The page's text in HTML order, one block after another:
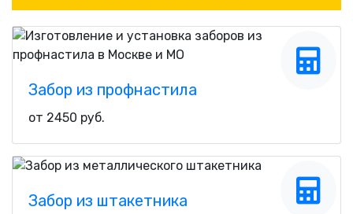
Забор из профнастила
от 2450 руб.
Забор из штакетника